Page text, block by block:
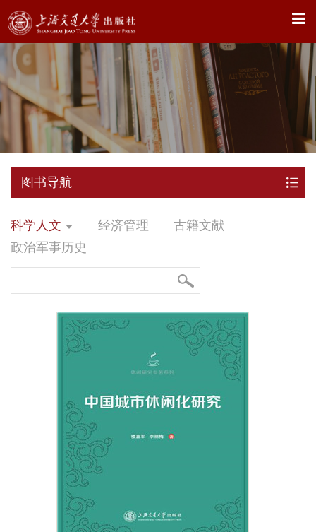
X
图书导航
科学人文 经济管理
古籍文献
政治军事历史